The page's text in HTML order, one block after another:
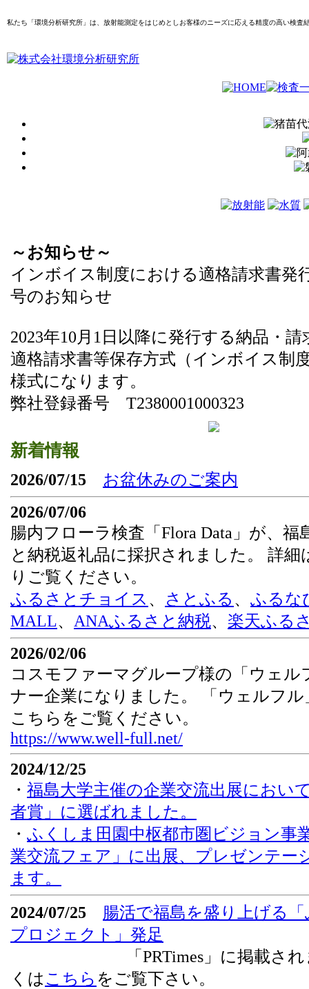
私たち「環境分析研究所」は、放射能測定をはじめとしお客様のニーズに応える精度の高い検査
～お知らせ～
インボイス制度における適格請求書発
号のお知らせ
2023年10月1日以降に発行する納品・請
適格請求書等保存方式（インボイス制
様式になります。
弊社登録番号 T2380001000323
新着情報
2026/07/15
お盆休みのご案内
2026/07/06
腸内フローラ検査「Flora Data」が、福
と納税返礼品に採択されました。 詳細
りご覧ください。
ふるさとチョイス 、 さとふる 、 ふるな
MALL、 ANAふるさと納税、 楽天ふる
2026/02/06
コスモファーマグループ様の「ウェル
ナー企業になりました。 「ウェルフ
こちらをご覧ください。
https://www.well-full.net/
2024/12/25
・ 福島大学主催の企業交流出展におい
者賞」に選ばれました。
・ ふくしま田園中枢都市圏ビジョン事
業交流フェア」に出展、プレゼンテー
ます。
2024/07/25
腸活で福島を盛り上げる
プロジェクト」発足
「PRTimes」に掲載されま
くはこちら をご覧下さい。